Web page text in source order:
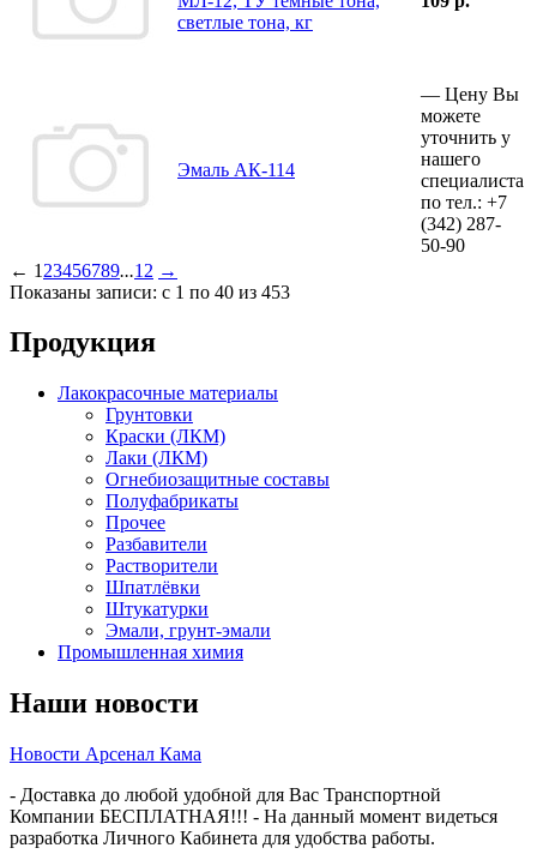
светлые тона, кг
Эмаль АК-114
— Цену Вы
можете
уточнить у
нашего
специалиста
по тел.: +7
(342) 287-
50-90
← 1 23456789...12 →
Показаны записи: с 1 по 40 из 453
Продукция
Лакокрасочные материалы
Грунтовки
Краски (ЛКМ)
Лаки (ЛКМ)
Огнебиозащитные составы
Полуфабрикаты
Прочее
Разбавители
Растворители
Шпатлёвки
Штукатурки
Эмали, грунт-эмали
Промышленная химия
Наши новости
Новости Арсенал Кама
- Доставка до любой удобной для Вас Транспортной
Компании БЕСПЛАТНАЯ!!! - На данный момент видеться
разработка Личного Кабинета для удобства работы.